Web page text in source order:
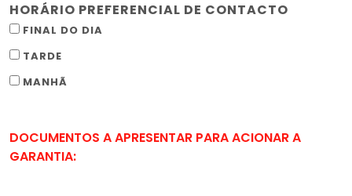
HORÁRIO PREFERENCIAL DE CONTACTO
FINAL DO DIA
TARDE
MANHÃ
DOCUMENTOS A APRESENTAR PARA ACIONAR A
GARANTIA: